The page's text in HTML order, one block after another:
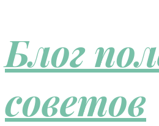
Блог
советов